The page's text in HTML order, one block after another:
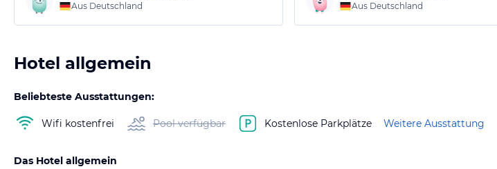
Aus Deutschland
Aus Deutschland
Hotel allgemein
Beliebteste Ausstattungen:
Wifi kostenfrei Pool verfügbar Kostenlose Parkplätze Weitere Ausstattung
Das Hotel allgemein